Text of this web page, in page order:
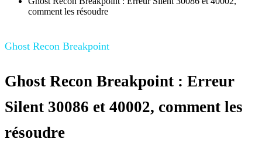
comment les résoudre
Ghost Recon Breakpoint
Ghost Recon Breakpoint : Erreur
Silent 30086 et 40002, comment les
résoudre